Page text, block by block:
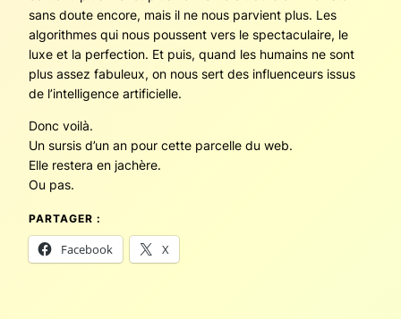
sans doute encore, mais il ne nous parvient plus. Les
algorithmes qui nous poussent vers le spectaculaire, le
luxe et la perfection. Et puis, quand les humains ne sont
plus assez fabuleux, on nous sert des influenceurs issus
de l’intelligence artificielle.
Donc voilà.
Un sursis d’un an pour cette parcelle du web.
Elle restera en jachère.
Ou pas.
PARTAGER :
Facebook X